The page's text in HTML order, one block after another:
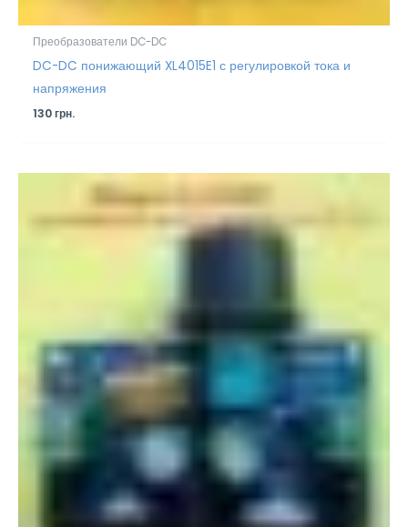
Преобразователи DC-DC
DC-DC понижающий XL4015E1 с регулировкой тока и
напряжения
130грн.